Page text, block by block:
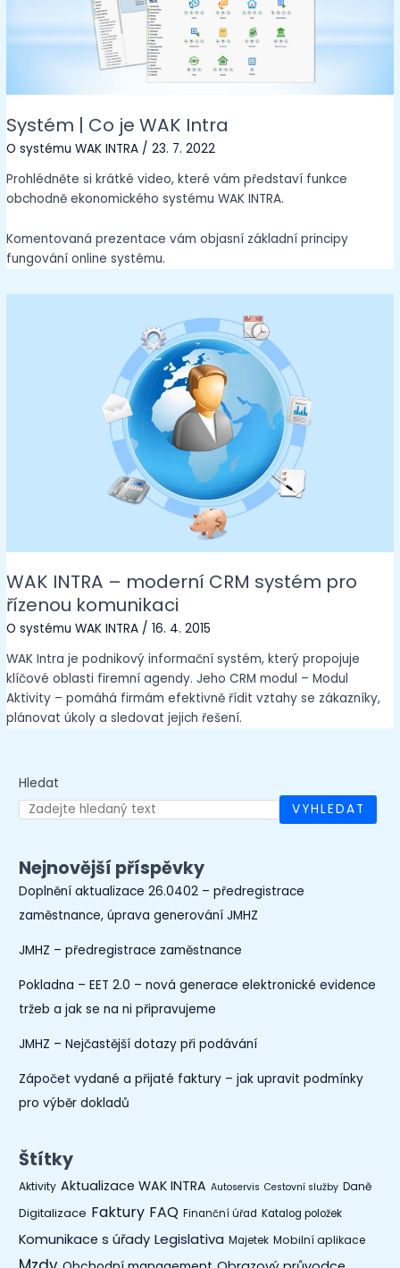
Systém | Co je WAK Intra
O systému WAK INTRA /23. 7. 2022
Prohlédněte si krátké video, které vám představí funkce
obchodně ekonomického systému WAK INTRA.
Komentovaná prezentace vám objasní základní principy
fungování online systému.
WAK INTRA – moderní CRM systém pro
řízenou komunikaci
O systému WAK INTRA /16. 4. 2015
WAK Intra je podnikový informační systém, který propojuje
klíčové oblasti firemní agendy. Jeho CRM modul – Modul
Aktivity – pomáhá firmám efektivně řídit vztahy se zákazníky,
plánovat úkoly a sledovat jejich řešení.
Hledat
VYHLEDAT
Nejnovější příspěvky
Doplnění aktualizace 26.0402 – předregistrace
zaměstnance, úprava generování JMHZ
JMHZ – předregistrace zaměstnance
Pokladna – EET 2.0 – nová generace elektronické evidence
tržeb a jak se na ni připravujeme
JMHZ – Nejčastější dotazy při podávání
Zápočet vydané a přijaté faktury – jak upravit podmínky
pro výběr dokladů
Štítky
Aktivity Aktualizace WAK INTRA Autoservis Cestovní služby Daně
Digitalizace Faktury FAQ Finanční úřad Katalog položek
Komunikace s úřady Legislativa Majetek Mobilní aplikace